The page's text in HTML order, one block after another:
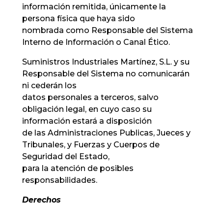
información remitida, únicamente la
persona física que haya sido
nombrada como Responsable del Sistema
Interno de Información o Canal Ético.
Suministros Industriales Martínez, S.L. y su
Responsable del Sistema no comunicarán
ni cederán los
datos personales a terceros, salvo
obligación legal, en cuyo caso su
información estará a disposición
de las Administraciones Publicas, Jueces y
Tribunales, y Fuerzas y Cuerpos de
Seguridad del Estado,
para la atención de posibles
responsabilidades.
Derechos